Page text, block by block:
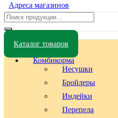
Адреса магазинов
Каталог товаров
Комбикорма
Несушки
Бройлеры
Индейки
Перепела